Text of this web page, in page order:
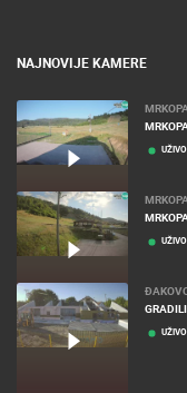
NAJNOVIJE KAMERE
UŽIVO
UŽIVO
UŽIVO